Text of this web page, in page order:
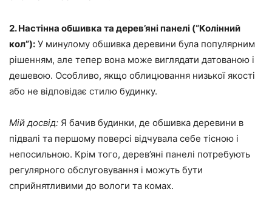
2. Настінна обшивка та дерев’яні панелі (“Колінний
кол”): У минулому обшивка деревини була популярним
рішенням, але тепер вона може виглядати датованою і
дешевою. Особливо, якщо облицювання низької якості
або не відповідає стилю будинку.
Мій досвід: Я бачив будинки, де обшивка деревини в
підвалі та першому поверсі відчувала себе тісною і
непосильною. Крім того, дерев’яні панелі потребують
регулярного обслуговування і можуть бути
сприйнятливими до вологи та комах.